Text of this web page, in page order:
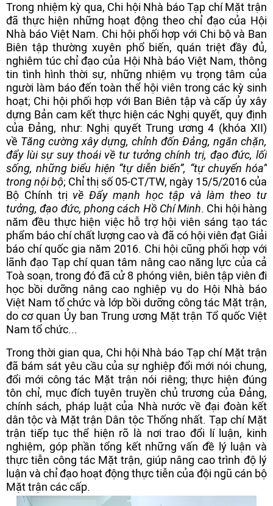
Trong nhiệm kỳ qua, Chi hội Nhà báo Tạp chí Mặt trận
đã thực hiện những hoạt động theo chỉ đạo của Hội
Nhà báo Việt Nam. Chi hội phối hợp với Chi bộ và Ban
Biên tập thường xuyên phổ biến, quán triệt đầy đủ,
nghiêm túc chỉ đạo của Hội Nhà báo Việt Nam, thông
tin tình hình thời sự, những nhiệm vụ trọng tâm của
người làm báo đến toàn thể hội viên trong các kỳ sinh
hoạt; Chi hội phối hợp với Ban Biên tập và cấp ủy xây
dựng Bản cam kết thực hiện các Nghị quyết, quy định
của Đảng, như: Nghị quyết Trung ương 4 (khóa XII)
về Tăng cường xây dựng, chỉnh đốn Đảng, ngăn chặn,
đẩy lùi sự suy thoái về tư tưởng chính trị, đạo đức, lối
sống, những biểu hiện “tự diễn biến”, “tự chuyển hóa”
trong nội bộ; Chỉ thị số 05-CT/TW, ngày 15/5/2016 của
Bộ Chính trị về Đẩy mạnh học tập và làm theo tư
tưởng, đạo đức, phong cách Hồ Chí Minh. Chi hội hàng
năm đều thực hiện việc hỗ trợ hội viên sáng tạo tác
phẩm báo chí chất lượng cao và đã có hội viên đạt Giải
báo chí quốc gia năm 2016. Chi hội cũng phối hợp với
lãnh đạo Tạp chí quan tâm nâng cao năng lực của cả
Toà soạn, trong đó đã cử 8 phóng viên, biên tập viên đi
học bồi dưỡng nâng cao nghiệp vụ do Hội Nhà báo
Việt Nam tổ chức và lớp bồi dưỡng công tác Mặt trận,
do cơ quan Ủy ban Trung ương Mặt trận Tổ quốc Việt
Nam tổ chức...
Trong thời gian qua, Chi hội Nhà báo Tạp chí Mặt trận
đã bám sát yêu cầu của sự nghiệp đổi mới nói chung,
đổi mới công tác Mặt trận nói riêng; thực hiện đúng
tôn chỉ, mục đích tuyên truyền chủ trương của Đảng,
chính sách, pháp luật của Nhà nước về đại đoàn kết
dân tộc và Mặt trận Dân tộc Thống nhất. Tạp chí Mặt
trận tiếp tục thể hiện rõ là nơi trao đổi lí luận, kinh
nghiệm, góp phần tổng kết những vấn đề lý luận và
thực tiễn công tác Mặt trận, giúp nâng cao trình độ lý
luận và chỉ đạo hoạt động thực tiễn của đội ngũ cán bộ
Mặt trận các cấp.